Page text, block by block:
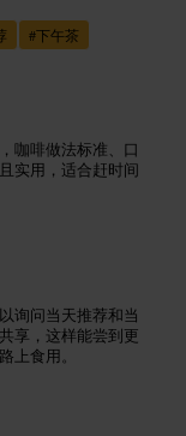
#下午茶
咖啡做法标准、口
实用，适合赶时间
询问当天推荐和当
享，这样能尝到更
上食用。